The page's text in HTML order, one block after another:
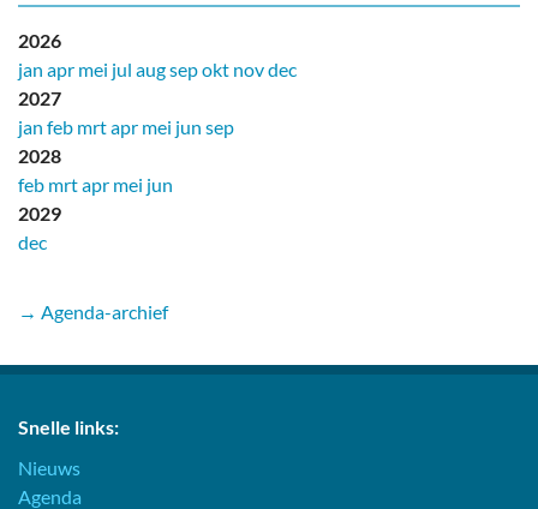
2026
jan apr mei jul augsepokt novdec
2027
jan feb mrtapr mei jun sep
2028
feb mrtapr mei jun
2029
dec
→ Agenda-archief
Snelle links:
Nieuws
Agenda